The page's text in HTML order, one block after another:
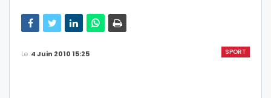
SPORT
Le 4 Juin 2010 15:25